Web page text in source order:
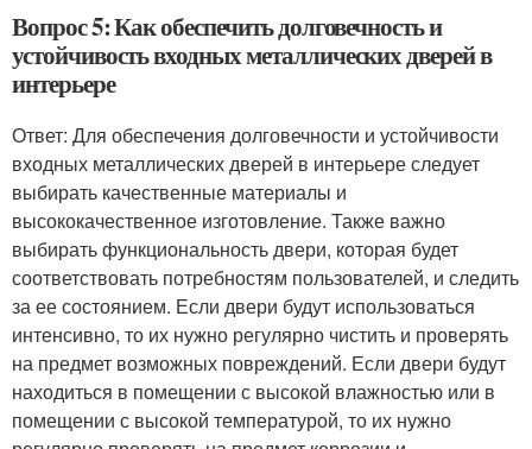
Вопрос 5: Как обеспечить долговечность и
устойчивость входных металлических дверей в
интерьере
Ответ: Для обеспечения долговечности и устойчивости
входных металлических дверей в интерьере следует
выбирать качественные материалы и
высококачественное изготовление. Также важно
выбирать функциональность двери, которая будет
соответствовать потребностям пользователей, и следить
за ее состоянием. Если двери будут использоваться
интенсивно, то их нужно регулярно чистить и проверять
на предмет возможных повреждений. Если двери будут
находиться в помещении с высокой влажностью или в
помещении с высокой температурой, то их нужно